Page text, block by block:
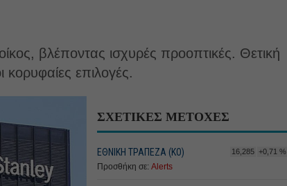
βλέποντας ισχυρές προοπτικές. Θετική
κορυφαίες επιλογές.
ΣΧΕΤΙΚΕΣ ΜΕΤΟΧΕΣ
ΕΘΝΙΚΗ ΤΡΑΠΕΖΑ (KO) 16,285 +0,71 %
Προσθήκη σε: Alerts